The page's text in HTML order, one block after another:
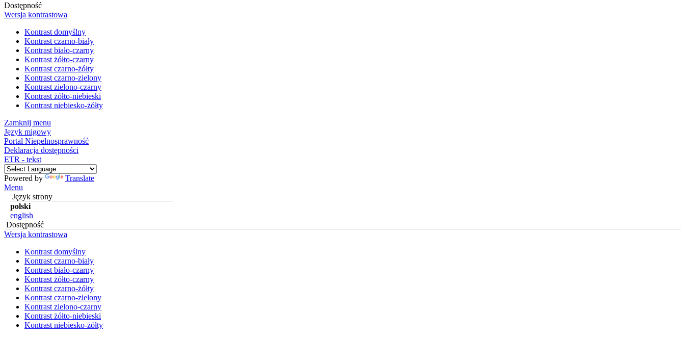
Dostępność
Wersja kontrastowa
Kontrast domyślny
Kontrast czarno-biały
Kontrast biało-czarny
Kontrast żółto-czarny
Kontrast czarno-żółty
Kontrast czarno-zielony
Kontrast zielono-czarny
Kontrast żółto-niebieski
Kontrast niebiesko-żółty
Zamknij menu
Język migowy
Portal Niepełnosprawność
Deklaracja dostępności
ETR - tekst
Powered by
Translate
Menu
Język strony
polski
english
Dostępność
Wersja kontrastowa
Kontrast domyślny
Kontrast czarno-biały
Kontrast biało-czarny
Kontrast żółto-czarny
Kontrast czarno-żółty
Kontrast czarno-zielony
Kontrast zielono-czarny
Kontrast żółto-niebieski
Kontrast niebiesko-żółty